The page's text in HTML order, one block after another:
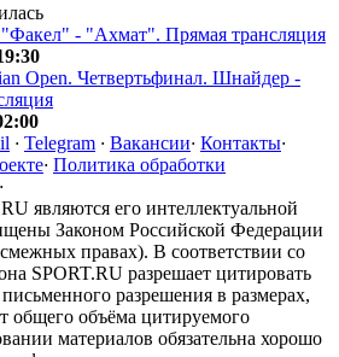
- "Ахмат". Прямая трансляция
Open. Четвертьфинал. Шнайдер -
· Telegram · Вакансии· Контакты·
· Политика обработки
·
являются его интеллектуальной
Законом Российской Федерации
правах). В соответствии со
SPORT.RU разрешает цитировать
разрешения в размерах,
объёма цитируемого
материалов обязательна хорошо